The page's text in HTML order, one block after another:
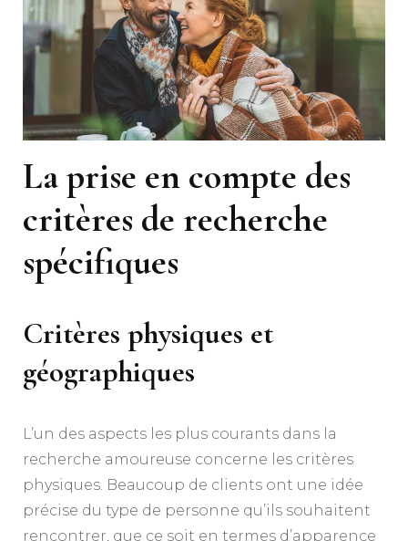
La prise en compte des
critères de recherche
spécifiques
Critères physiques et
géographiques
L’un des aspects les plus courants dans la
recherche amoureuse concerne les critères
physiques. Beaucoup de clients ont une idée
précise du type de personne qu’ils souhaitent
rencontrer, que ce soit en termes d’apparence